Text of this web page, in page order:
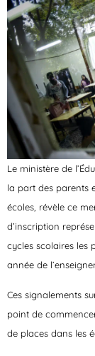
Le ministère de
la part des parents
écoles, révèle ce
d’inscription
cycles scolaires les
année de
Ces signalements
point de
de places dans les